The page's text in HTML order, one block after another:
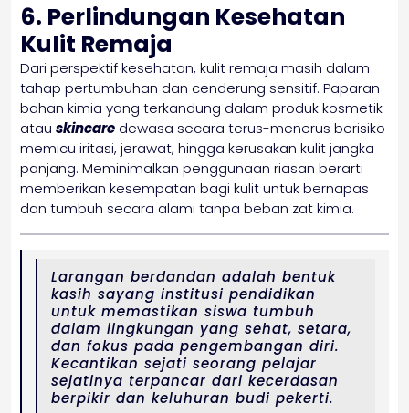
6. Perlindungan Kesehatan
Kulit Remaja
Dari perspektif kesehatan, kulit remaja masih dalam
tahap pertumbuhan dan cenderung sensitif. Paparan
bahan kimia yang terkandung dalam produk kosmetik
atau skincare dewasa secara terus-menerus berisiko
memicu iritasi, jerawat, hingga kerusakan kulit jangka
panjang. Meminimalkan penggunaan riasan berarti
memberikan kesempatan bagi kulit untuk bernapas
dan tumbuh secara alami tanpa beban zat kimia.
Larangan berdandan adalah bentuk
kasih sayang institusi pendidikan
untuk memastikan siswa tumbuh
dalam lingkungan yang sehat, setara,
dan fokus pada pengembangan diri.
Kecantikan sejati seorang pelajar
sejatinya terpancar dari kecerdasan
berpikir dan keluhuran budi pekerti.